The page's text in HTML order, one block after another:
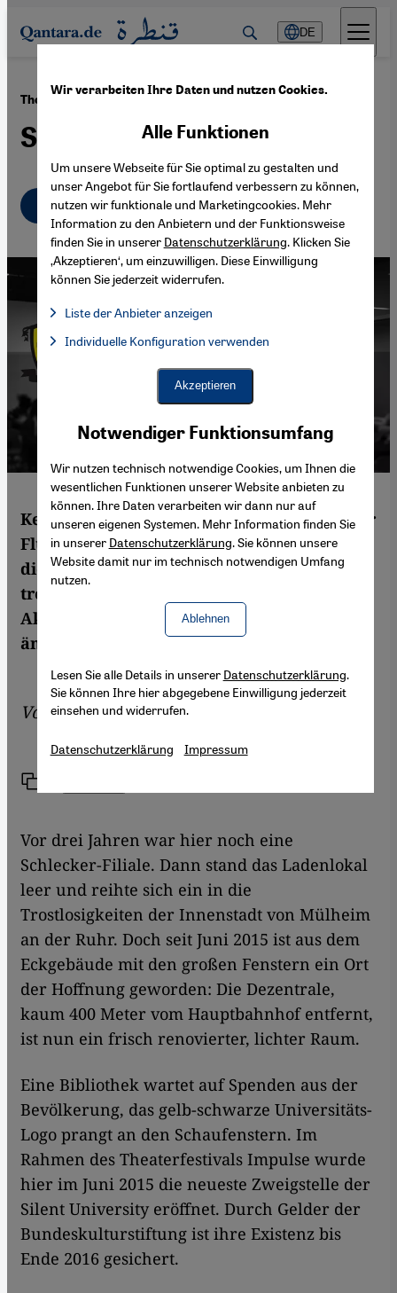
Direkt zum Inhalt springen
DE
Theater und Flüchtlinge ·26.05.2016
Stilles Wissen wecken
Deutsch English
Keine Kulturinstitution engagiert sich in der
Flüchtlingshilfe momentan so intensiv wie
die deutschen Theater. Immer noch aber
treten Flüchtlinge selten als eigenständige
Akteure auf. Die Silent University will das
ändern. Von Dorothea Marcus
VonDorothea Marcus
Vor drei Jahren war hier noch eine
Schlecker-Filiale. Dann stand das Ladenlokal
leer und reihte sich ein in die
Trostlosigkeiten der Innenstadt von Mülheim
an der Ruhr. Doch seit Juni 2015 ist aus dem
Eckgebäude mit den großen Fenstern ein Ort
der Hoffnung geworden: Die Dezentrale,
kaum 400 Meter vom Hauptbahnhof entfernt,
ist nun ein frisch renovierter, lichter Raum.
Eine Bibliothek wartet auf Spenden aus der
Bevölkerung, das gelb-schwarze Universitäts-
Logo prangt an den Schaufenstern. Im
Rahmen des Theaterfestivals Impulse wurde
hier im Juni 2015 die neueste Zweigstelle der
Silent University eröffnet. Durch Gelder der
Bundeskulturstiftung ist ihre Existenz bis
Ende 2016 gesichert.
Wir verarbeiten Ihre Daten und nutzen Cookies.
Notwendiger Funktionsumfang
Wir nutzen technisch notwendige Cookies, um Ihnen die
wesentlichen Funktionen unserer Website anbieten zu
können. Ihre Daten verarbeiten wir dann nur auf
unseren eigenen Systemen. Mehr Information finden Sie
in unserer Datenschutzerklärung. Sie können unsere
Website damit nur im technisch notwendigen Umfang
nutzen.
Ablehnen
Alle Funktionen
Um unsere Webseite für Sie optimal zu gestalten und
unser Angebot für Sie fortlaufend verbessern zu können,
nutzen wir funktionale und Marketingcookies. Mehr
Information zu den Anbietern und der Funktionsweise
finden Sie in unserer Datenschutzerklärung. Klicken Sie
‚Akzeptieren‘, um einzuwilligen. Diese Einwilligung
können Sie jederzeit widerrufen.
Liste der Anbieter anzeigen
Facebook Embed / Facebook Connect, Google Maps Embed,
Facebook Embed / Facebook Connect
Google Maps Embed
Individuelle Konfiguration verwenden
Akzeptieren
Lesen Sie alle Details in unserer Datenschutzerklärung.
Sie können Ihre hier abgegebene Einwilligung jederzeit
einsehen und widerrufen.
Datenschutzerklärung Impressum